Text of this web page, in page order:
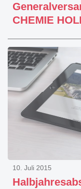
CHEMIE
10. Juli 2015